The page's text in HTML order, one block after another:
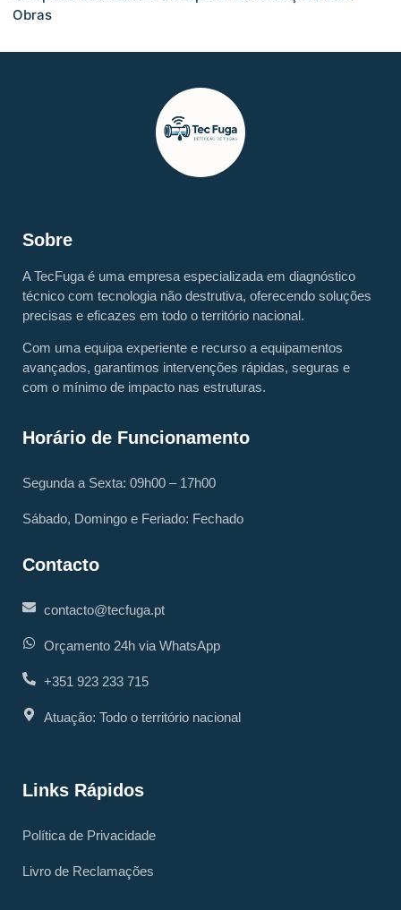
Obras
Sobre
A TecFuga é uma empresa especializada em diagnóstico
técnico com tecnologia não destrutiva, oferecendo soluções
precisas e eficazes em todo o território nacional.
Com uma equipa experiente e recurso a equipamentos
avançados, garantimos intervenções rápidas, seguras e
com o mínimo de impacto nas estruturas.
Horário de Funcionamento
Segunda a Sexta: 09h00 – 17h00
Sábado, Domingo e Feriado: Fechado
Contacto
contacto@tecfuga.pt
Orçamento 24h via WhatsApp
+351 923 233 715
Atuação: Todo o território nacional
Links Rápidos
Política de Privacidade
Livro de Reclamações